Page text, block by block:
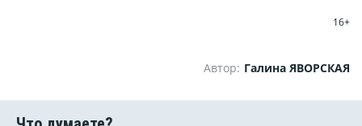
16+
Автор: Галина ЯВОРСКАЯ